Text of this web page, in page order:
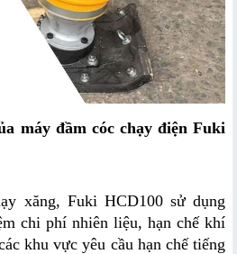
máy đầm cóc chạy điện Fuki
xăng, Fuki HCD100 sử dụng
chi phí nhiên liệu, hạn chế khí
khu vực yêu cầu hạn chế tiếng